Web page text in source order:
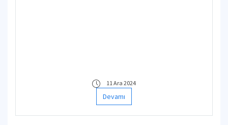
11 Ara 2024
Devamı